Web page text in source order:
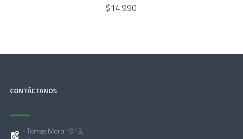
$14.990
CONTÁCTANOS
- Tomas Moro 1913,